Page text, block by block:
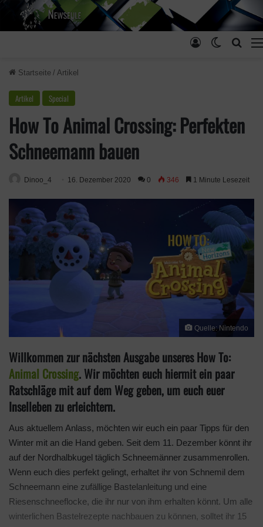
Skin
Anmelden
Startseite / Artikel
Artikel Special
How To Animal Crossing: Perfekten
Schneemann bauen
Dinoo_4 16. Dezember 2020 0 346 1 Minute Lesezeit
Quelle: Nintendo
Willkommen zur nächsten Ausgabe unseres How To:
Animal Crossing. Wir möchten euch hiermit ein paar
Ratschläge mit auf dem Weg geben, um euch euer
Inselleben zu erleichtern.
Aus aktuellem Anlass, möchten wir euch ein paar Tipps für den
Winter mit an die Hand geben. Seit dem 11. Dezember könnt ihr
auf der Nordhalbkugel täglich Schneemänner zusammenrollen.
Wenn euch dies perfekt gelingt, erhaltet ihr von Schnemil dem
Schneemann eine zufällige Bastelanleitung und eine
Riesenschneeflocke, die ihr nur von ihm erhalten könnt. Um alle
winterlichen Bastelrezepte nachbauen zu können, solltet ihr 15